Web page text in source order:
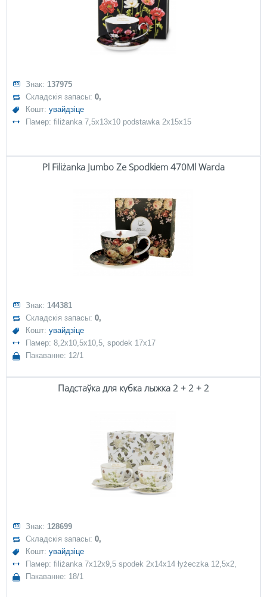
Знак: 137975
Складскія запасы:0,
Кошт:увайдзіце
Памер: filiżanka 7,5x13x10 podstawka 2x15x15
Pl Filiżanka Jumbo Ze Spodkiem 470Ml Warda
Знак: 144381
Складскія запасы:0,
Кошт:увайдзіце
Памер: 8,2x10,5x10,5, spodek 17x17
Пакаванне: 12/1
Падстаўка для кубка лыжка 2 + 2 + 2
Знак: 128699
Складскія запасы:0,
Кошт:увайдзіце
Памер: filiżanka 7x12x9,5 spodek 2x14x14 łyżeczka 12,5x2,
Пакаванне: 18/1